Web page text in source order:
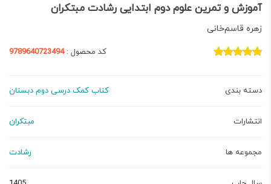
آموزش و تمرین علوم دوم ابتدایی رشادت مبتکران
زهره قاسم‌خانی
کد محصول :9789640723494
دسته بندی کتاب کمک درسی دوم دبستان
انتشارات مبتکران
مجموعه ها رشادت